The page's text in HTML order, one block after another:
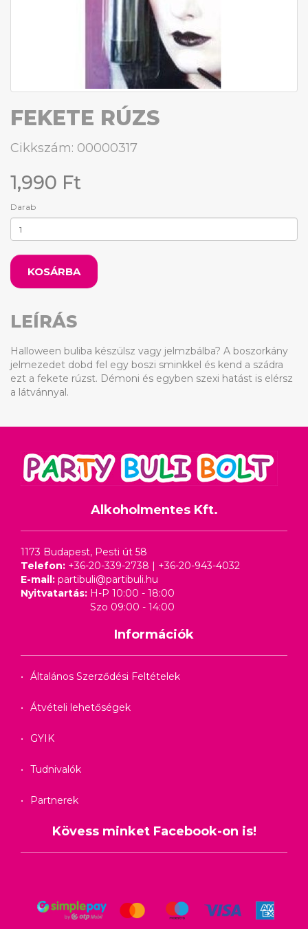
FEKETE RÚZS
Cikkszám: 00000317
1,990 Ft
Darab
KOSÁRBA
LEÍRÁS
Halloween buliba készülsz vagy jelmzbálba? A boszorkány
jelmezedet dobd fel egy boszi sminkkel és kend a szádra
ezt a fekete rúzst. Démoni és egyben szexi hatást is elérsz
a látvánnyal.
Alkoholmentes Kft.
1173 Budapest, Pesti út 58
Telefon: +36-20-339-2738 | +36-20-943-4032
E-mail: partibuli@partibuli.hu
Nyitvatartás: H-P 10:00 - 18:00
Szo 09:00 - 14:00
Információk
Általános Szerződési Feltételek
Átvételi lehetőségek
GYIK
Tudnivalók
Partnerek
Kövess minket Facebook-on is!